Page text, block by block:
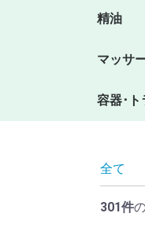
精油
ア行の
カ行の
サ行の
タ行の
ナ行の
ハ行の
マ行の
ヤ行の
ラ行の
ワ行の
マッサ
容器･ト
全て
301件